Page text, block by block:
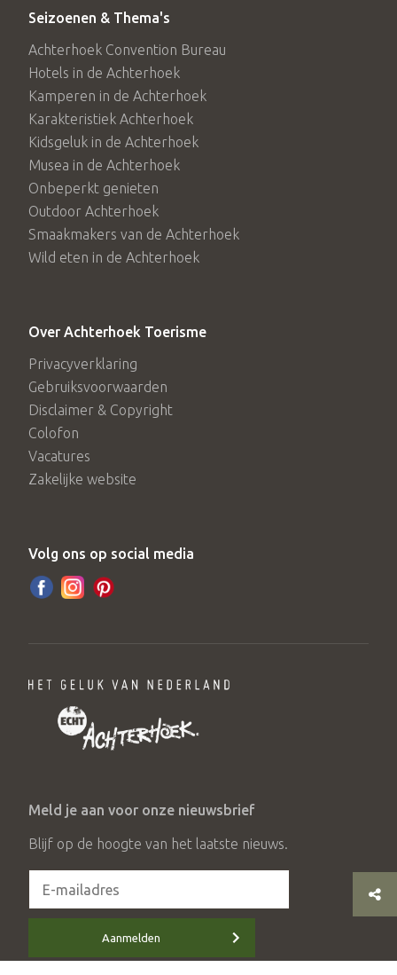
Seizoenen & Thema's
Achterhoek Convention Bureau
Hotels in de Achterhoek
Kamperen in de Achterhoek
Karakteristiek Achterhoek
Kidsgeluk in de Achterhoek
Musea in de Achterhoek
Onbeperkt genieten
Outdoor Achterhoek
Smaakmakers van de Achterhoek
Wild eten in de Achterhoek
Over Achterhoek Toerisme
Privacyverklaring
Gebruiksvoorwaarden
Disclaimer & Copyright
Colofon
Vacatures
Zakelijke website
Volg ons op social media
Meld je aan voor onze nieuwsbrief
Blijf op de hoogte van het laatste nieuws.
Aanmelden